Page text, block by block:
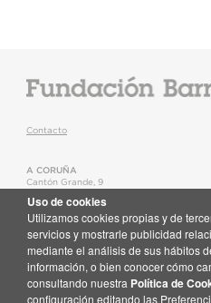
Contacto
A CORUÑA
Cantón Grande, 9
T.+34 981 22 15 25
Mapa
Recibe en tu correo toda la actualidad
Suscríbete aquí
Uso de cookies
Utilizamos cookies propias y de
servicios y mostrarle publicidad
mediante el análisis de sus hábitos
información, o bien conocer cómo
consultando nuestra Política de
configuración editando las